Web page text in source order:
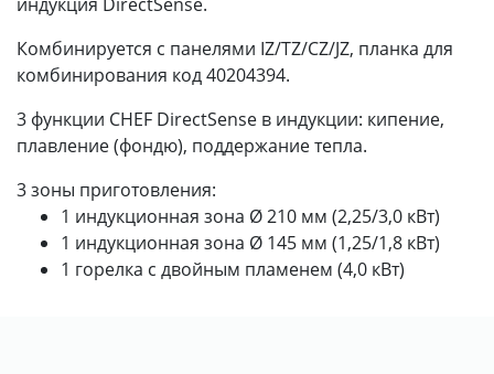
Комбинируется с панелями IZ/TZ/CZ/JZ, планка для
комбинирования код 40204394.
3 функции CHEF DirectSense в индукции: кипение,
плавление (фондю), поддержание тепла.
3 зоны приготовления:
1 индукционная зона Ø 210 мм (2,25/3,0 кВт)
1 индукционная зона Ø 145 мм (1,25/1,8 кВт)
1 горелка с двойным пламенем (4,0 кВт)